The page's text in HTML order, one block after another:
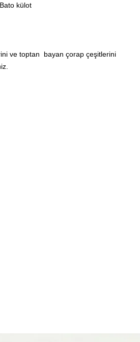
külot
ve toptan bayan çorap çeşitlerini